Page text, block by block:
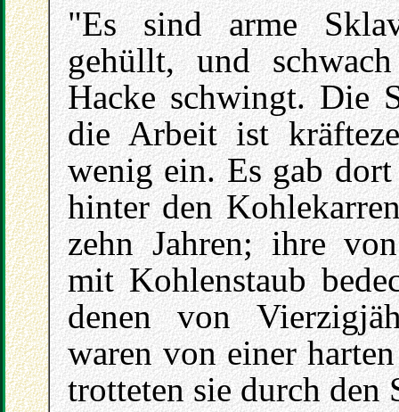
"Es sind arme
gehüllt, und
Hacke schwingt. Die
die Arbeit ist
wenig ein. Es gab
hinter den
zehn Jahren; ihre
mit Kohlenstaub
denen von
waren von einer
trotteten sie durch den